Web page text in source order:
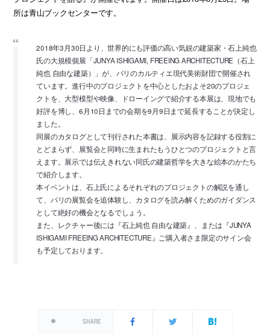
所は青山ブックセンターです。
2018年3月30日より、世界的にも評価の高い気鋭の建築家・石上純也
氏の大規模個展「JUNYA ISHIGAMI, FREEING ARCHITECTURE（石上
純也 自由な建築）」が、パリのカルティエ現代美術財団で開催され
ています。進行中のプロジェクトを中心としたおよそ20のプロジェ
クトを、大型模型や映像、ドローイングで紹介する本展は、現地でも
好評を博し、6月10日までの会期を9月9日まで延長することが決定し
ました。
同展のカタログとして刊行された本書は、展示内容を記録する役割に
とどまらず、展覧会と同時に生まれたもうひとつのプロジェクトと言
えます。展示では伝えきれない同氏の建築哲学を大きな絵本のかたち
で紹介します。
本イベントは、石上氏によるそれぞれのプロジェクトの解説を通し
て、パリの展覧会を追体験し、カタログを読み解くためのガイダンス
として絶好の機会となるでしょう。
また、レクチャー後には『石上純也 自由な建築』、または『JUNYA
ISHIGAMI FREEING ARCHITECTURE』ご購入者さま限定のサイン会
も予定しております。
SHARE